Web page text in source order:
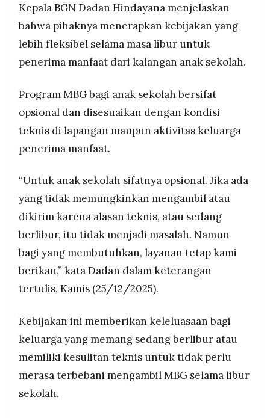
IKUTI
KAMI
PT.
MEDIA
Resolusi.co
2026
PT.
RESOLUSI
MEDIA
31 Desember 2025 untuk kelompok prioritas,
kemudian dimulai serempak 8 Januari 2026
setelah masa persiapan dapur SPPG pada 2-7
Januari 2026.
Kepala BGN Dadan Hindayana menjelaskan
bahwa pihaknya menerapkan kebijakan yang
lebih fleksibel selama masa libur untuk
penerima manfaat dari kalangan anak sekolah.
Program MBG bagi anak sekolah bersifat
opsional dan disesuaikan dengan kondisi
teknis di lapangan maupun aktivitas keluarga
penerima manfaat.
“Untuk anak sekolah sifatnya opsional. Jika ada
yang tidak memungkinkan mengambil atau
dikirim karena alasan teknis, atau sedang
berlibur, itu tidak menjadi masalah. Namun
bagi yang membutuhkan, layanan tetap kami
berikan,” kata Dadan dalam keterangan
tertulis, Kamis (25/12/2025).
Kebijakan ini memberikan keleluasaan bagi
keluarga yang memang sedang berlibur atau
memiliki kesulitan teknis untuk tidak perlu
merasa terbebani mengambil MBG selama libur
sekolah.